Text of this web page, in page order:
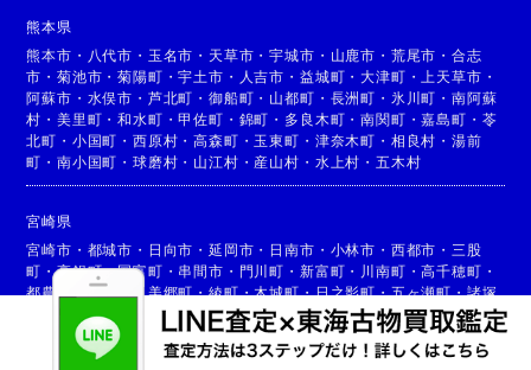
熊本県
熊本市 ・ 八代市 ・ 玉名市 ・ 天草市 ・宇城市 ・ 山鹿市 ・ 荒尾市 ・ 合志
市 ・菊池市 ・菊陽町 ・宇土市 ・ 人吉市 ・ 益城町 ・大津町 ・ 上天草市 ・
阿蘇市 ・ 水俣市 ・ 芦北町 ・御船町 ・ 山都町 ・ 長洲町 ・ 氷川町 ・ 南阿蘇
村 ・美里町 ・和水町 ・甲佐町 ・ 錦町 ・ 多良木町 ・南関町 ・嘉島町 ・ 苓
北町 ・ 小国町 ・西原村 ・高森町 ・ 玉東町 ・ 津奈木町 ・ 相良村 ・ 湯前
町 ・南小国町 ・球磨村 ・ 山江村 ・ 産山村 ・ 水上村 ・ 五木村
宮崎県
宮崎市 ・ 都城市 ・ 日向市 ・延岡市 ・ 日南市 ・ 小林市 ・ 西都市 ・ 三股
町 ・高鍋町・国富町 ・ 串間市 ・ 門川町 ・ 新富町 ・ 川南町 ・高千穂町 ・
都農町
高原町 ・美郷町・綾町・木城町・日之影町・五ヶ瀬町・諸塚
椎葉村・ 西米良村